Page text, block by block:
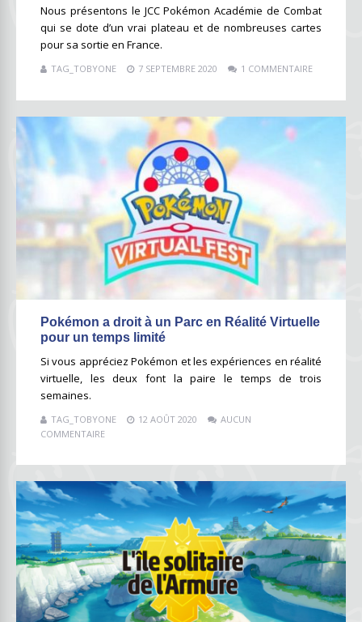
Nous présentons le JCC Pokémon Académie de Combat
qui se dote d’un vrai plateau et de nombreuses cartes
pour sa sortie en France.
TAG_TOBYONE 7 SEPTEMBRE 2020 1 COMMENTAIRE
Pokémon a droit à un Parc en Réalité Virtuelle
pour un temps limité
Si vous appréciez Pokémon et les expériences en réalité
virtuelle, les deux font la paire le temps de trois
semaines.
TAG_TOBYONE 12 AOÛT 2020
AUCUN
COMMENTAIRE